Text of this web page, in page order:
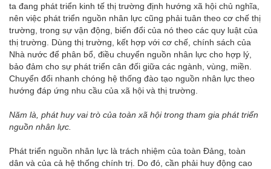
ta đang phát triển kinh tế thị trường định hướng xã hội chủ nghĩa,
nên việc phát triển nguồn nhân lực cũng phải tuân theo cơ chế thị
trường, trong sự vận động, biến đổi của nó theo các quy luật của
thị trường. Dùng thị trường, kết hợp với cơ chế, chính sách của
Nhà nước để phân bổ, điều chuyển nguồn nhân lực cho hợp lý,
bảo đảm cho sự phát triển cân đối giữa các ngành, vùng, miền.
Chuyển đổi nhanh chóng hệ thống đào tạo nguồn nhân lực theo
hướng đáp ứng nhu cầu của xã hội và thị trường.
Năm là, phát huy vai trò của toàn xã hội trong tham gia phát triển
nguồn nhân lực.
Phát triển nguồn nhân lực là trách nhiệm của toàn Đảng, toàn
dân và của cả hệ thống chính trị. Do đó, cần phải huy động cao